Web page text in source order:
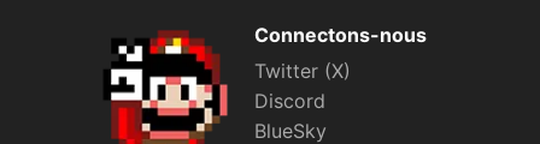
Connectons-nous
Twitter (X)
Discord
BlueSky